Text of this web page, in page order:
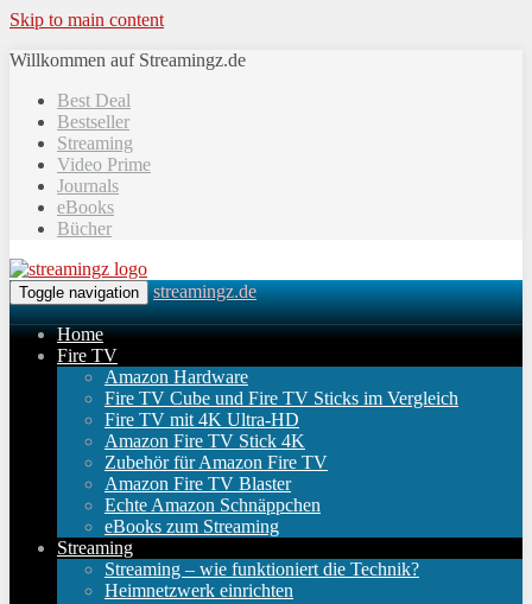
Skip to main content
Willkommen auf Streamingz.de
Best Deal
Bestseller
Streaming
Video Prime
Journals
eBooks
Bücher
Toggle navigation streamingz.de
Home
Fire TV
Amazon Hardware
Fire TV Cube und Fire TV Sticks im Vergleich
Fire TV mit 4K Ultra-HD
Amazon Fire TV Stick 4K
Zubehör für Amazon Fire TV
Amazon Fire TV Blaster
Echte Amazon Schnäppchen
eBooks zum Streaming
Streaming
Streaming – wie funktioniert die Technik?
Heimnetzwerk einrichten